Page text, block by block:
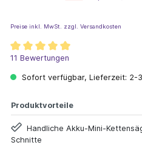
Preise inkl. MwSt. zzgl. Versandkosten
11 Bewertungen
Sofort verfügbar, Lieferzeit: 2-
Produktvorteile
Handliche Akku-Mini-
Schnitte